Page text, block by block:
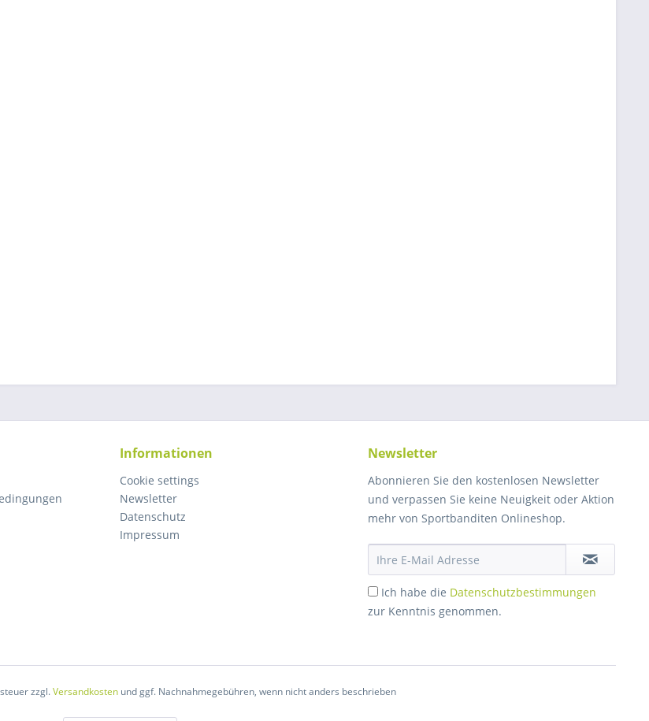
Informationen
Cookie settings
Newsletter
Datenschutz
Impressum
Newsletter
Abonnieren Sie den kostenlosen Newsletter
und verpassen Sie keine Neuigkeit oder Aktion
mehr von Sportbanditen Onlineshop.
Ich habe die Datenschutzbestimmungen
zur Kenntnis genommen.
zzgl.Versandkostenund ggf. Nachnahmegebühren, wenn nicht anders beschrieben